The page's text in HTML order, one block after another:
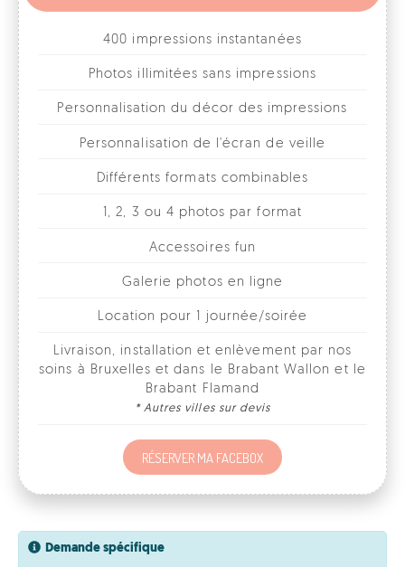
Personnalisation du décor des impressions
Personnalisation de l'écran de veille
Différents formats combinables
soins à Bruxelles et dans le Brabant Wallon et le
* Autres villes sur devis
RÉSERVER MA FACEBOX
Demande spécifique